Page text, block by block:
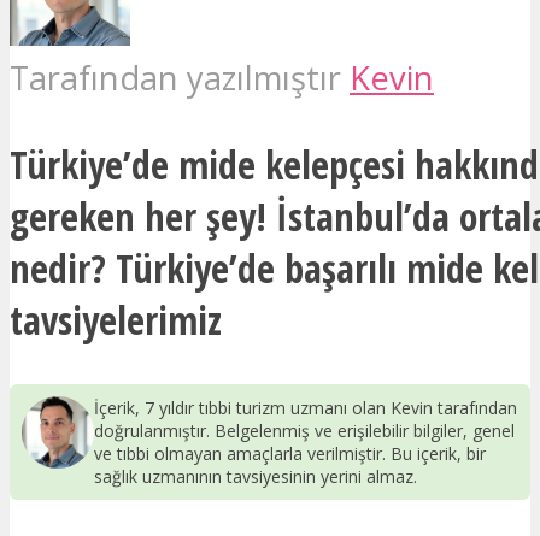
Tarafından yazılmıştır Kevin
Türkiye’de mide kelepçesi
gereken her şey! İstanbul’da
nedir? Türkiye’de başarılı mide
tavsiyelerimiz
İçerik, 7 yıldır tıbbi turizm uzmanı olan Kevin tarafından
doğrulanmıştır. Belgelenmiş ve erişilebilir bilgiler, genel
ve tıbbi olmayan amaçlarla verilmiştir. Bu içerik, bir
sağlık uzmanının tavsiyesinin yerini almaz.